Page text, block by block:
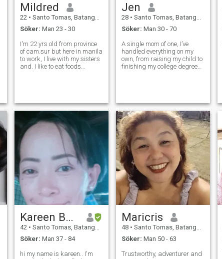
Mildred
22 • Santo Tomas, Batangas, Filippinerna
Söker: Man 23 - 30
I'm 22 yrs old from province
of cam.sur but here in manila
to work, I live with my sisters
and. I like to eat foods
don't know how to swim
haha.
Jen
28 • Santo Tomas, Batangas, Filippinerna
Söker: Man 30 - 70
A single mom of one, I’ve
handled everything on my
own, from raising my child to
finishing my college degree
and responsible, and who
Kareen Bolabog
42 • Santo Tomas, Batangas, Filippinerna
Söker: Man 37 - 84
hi my name is kareen.. I'm
Maricris
48 • Santo Tomas, Batangas, Filippinerna
Söker: Man 50 - 63
Trustworthy, adventurer and